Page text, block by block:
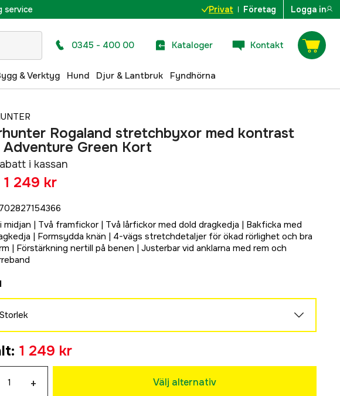
service Privat Företag Logga in
0345 - 400 00 Kataloger Kontakt
& Verktyg Hund Djur & Lantbruk Fyndhörna
Rogaland stretchbyxor med kontrast
Adventure Green Kort
i kassan
1 249 kr
midjan | Två framfickor | Två lårfickor med dold dragkedja | Bakficka med
| Formsydda knän | 4-vägs stretchdetaljer för ökad rörlighet och bra
| Förstärkning nertill på benen | Justerbar vid anklarna med rem och
kr
249 kr
: 1 249 kr
+ Välj alternativ